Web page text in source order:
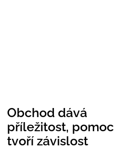
Obchod dává
příležitost, pomoc
tvoří závislost